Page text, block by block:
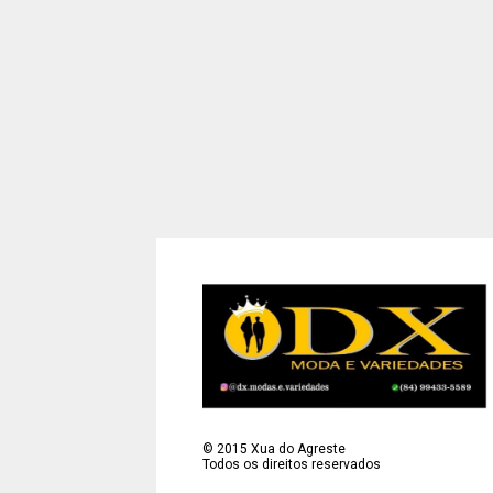
© 2015 Xua do Agreste
Todos os direitos reservados